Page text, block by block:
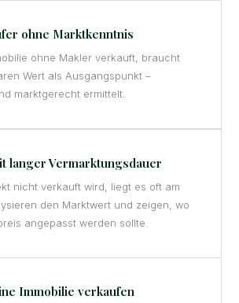
ohne Marktkenntnis
ohne Makler verkauft, braucht
Wert als Ausgangspunkt –
marktgerecht ermittelt.
langer Vermarktungsdauer
nicht verkauft wird, liegt es oft am
den Marktwert und zeigen, wo
angepasst werden sollte.
Immobilie verkaufen